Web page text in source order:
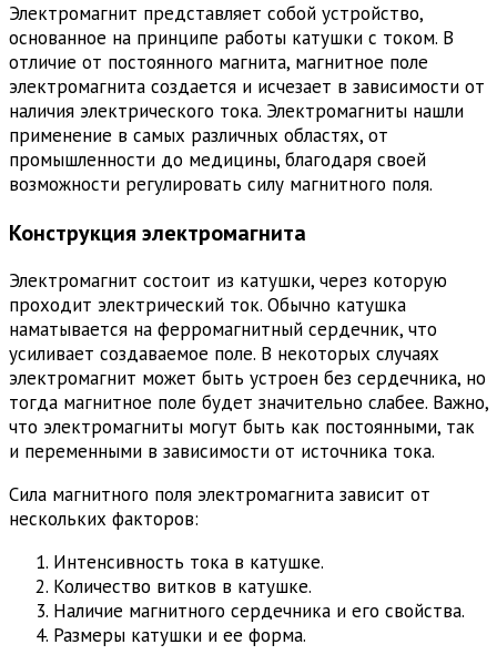
Электромагнит представляет собой устройство,
основанное на принципе работы катушки с током. В
отличие от постоянного магнита, магнитное поле
электромагнита создается и исчезает в зависимости от
наличия электрического тока. Электромагниты нашли
применение в самых различных областях, от
промышленности до медицины, благодаря своей
возможности регулировать силу магнитного поля.
Конструкция электромагнита
Электромагнит состоит из катушки, через которую
проходит электрический ток. Обычно катушка
наматывается на ферромагнитный сердечник, что
усиливает создаваемое поле. В некоторых случаях
электромагнит может быть устроен без сердечника, но
тогда магнитное поле будет значительно слабее. Важно,
что электромагниты могут быть как постоянными, так
и переменными в зависимости от источника тока.
Сила магнитного поля электромагнита зависит от
нескольких факторов:
Интенсивность тока в катушке.
Количество витков в катушке.
Наличие магнитного сердечника и его свойства.
Размеры катушки и ее форма.